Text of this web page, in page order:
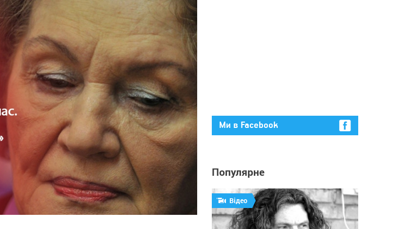
Ми в Facebook
Популярне
Відео